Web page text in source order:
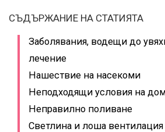
СЪДЪРЖАНИЕ НА СТАТИЯТА
Заболявания, водещи до
лечение
Нашествие на насекоми
Неподходящи условия на
Неправилно поливане
Светлина и лоша вентилация